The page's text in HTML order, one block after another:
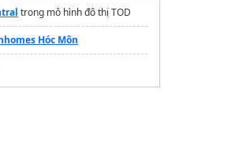
trong mô hình đô thị TOD
Hóc Môn